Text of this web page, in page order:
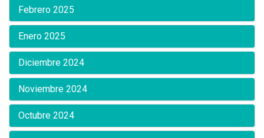
Febrero 2025
Enero 2025
Diciembre 2024
Noviembre 2024
Octubre 2024